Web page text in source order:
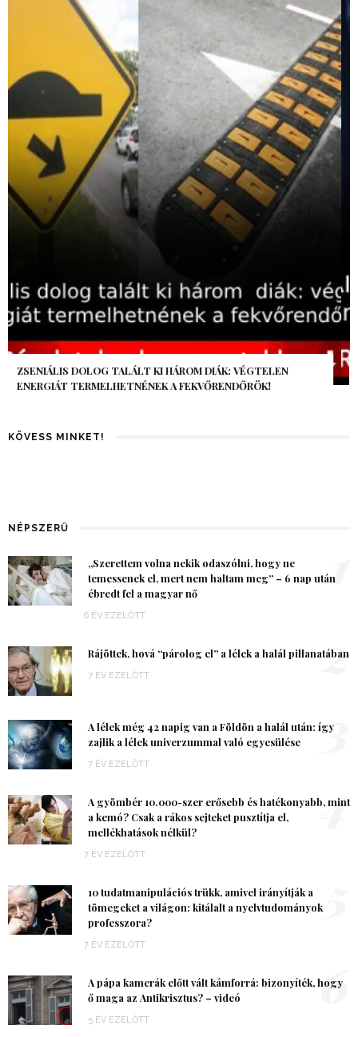
AZ AI-VILÁGVÉGE ÁRNYÉKA, CSAK PÁR ÓRA VOLT, MÉGIS AZ
EGÉSZ VILÁG MEGÉREZTE…
KÖVESS MINKET!
NÉPSZERŰ
„Szerettem volna nekik odaszólni, hogy ne
temessenek el, mert nem haltam meg” – 6 nap után
ébredt fel a magyar nő
6 ÉV EZELŐTT
1
Rájöttek, hová “párolog el” a lélek a halál pillanatában
7 ÉV EZELŐTT 2
A lélek még 42 napig van a Földön a halál után: így
zajlik a lélek univerzummal való egyesülése
7 ÉV EZELŐTT
3
A gyömbér 10.000-szer erősebb és hatékonyabb, mint
a kemó? Csak a rákos sejteket pusztítja el,
mellékhatások nélkül?
7 ÉV EZELŐTT
4
10 tudatmanipulációs trükk, amivel irányítják a
tömegeket a világon: kitálalt a nyelvtudományok
professzora?
7 ÉV EZELŐTT
A pápa kamerák előtt vált kámforrá: bizonyíték, hogy
ő maga az Antikrisztus? – videó
5 ÉV EZELŐTT
6